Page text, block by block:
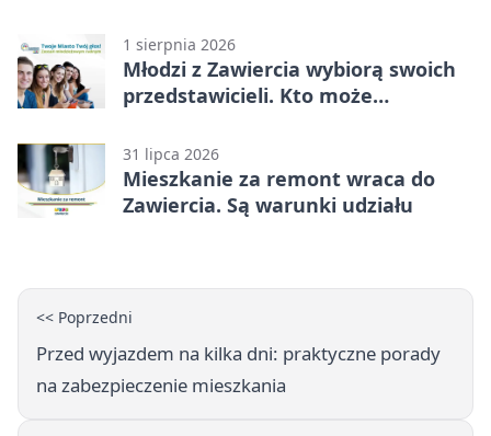
1 sierpnia 2026
Młodzi z Zawiercia wybiorą swoich
przedstawicieli. Kto może
31 lipca 2026
Mieszkanie za remont wraca do
Zawiercia. Są warunki udziału
<< Poprzedni
Przed wyjazdem na kilka dni: praktyczne porady
na zabezpieczenie mieszkania